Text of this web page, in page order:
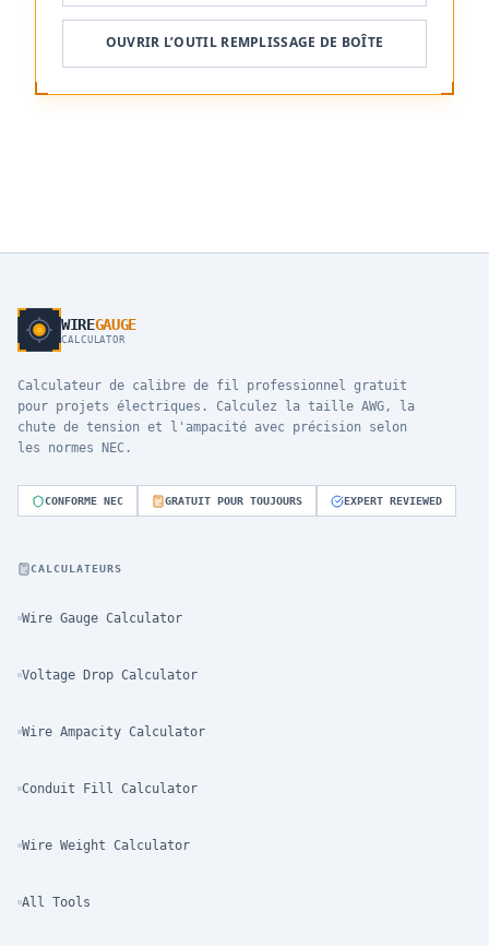
OUVRIR L’OUTIL REMPLISSAGE DE BOÎTE
WIREGAUGE
CALCULATOR
Calculateur de calibre de fil professionnel gratuit
pour projets électriques. Calculez la taille AWG, la
chute de tension et l'ampacité avec précision selon
les normes NEC.
CONFORME NEC GRATUIT POUR TOUJOURS EXPERT REVIEWED
CALCULATEURS
Wire Gauge Calculator
Voltage Drop Calculator
Wire Ampacity Calculator
Conduit Fill Calculator
Wire Weight Calculator
All Tools